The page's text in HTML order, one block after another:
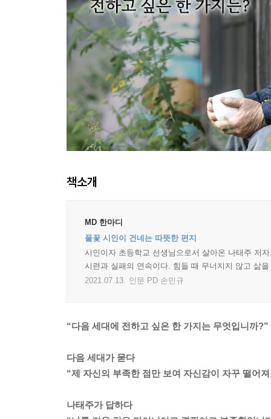
책소개
MD 한마디
풀꽃 시인이 건네는 따뜻한 편지
시인이자 초등학교 선생님으로서 살아온 나태주 저
시련과 실패의 연속이다. 힘들 때 무너지지 않고 삶
2021.07.13. 인문 PD 손민규
“다음 세대에 전하고 싶은 한 가지는 무엇입니까?”
다음 세대가 묻다
“제 자신의 부족한 점만 보여 자신감이 자꾸 떨어
나태주가 답하다